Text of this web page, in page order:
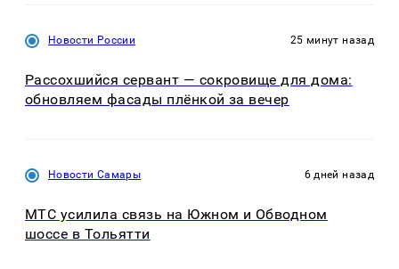
Новости России 25 минут назад
Рассохшийся сервант — сокровище для дома:
обновляем фасады плёнкой за вечер
Новости Самары 6 дней назад
МТС усилила связь на Южном и Обводном
шоссе в Тольятти